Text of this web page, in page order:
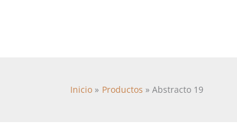
Inicio Productos Abstracto 19